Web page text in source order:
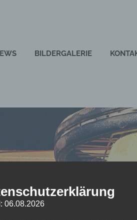
BILDERGALERIE
06.08.2026